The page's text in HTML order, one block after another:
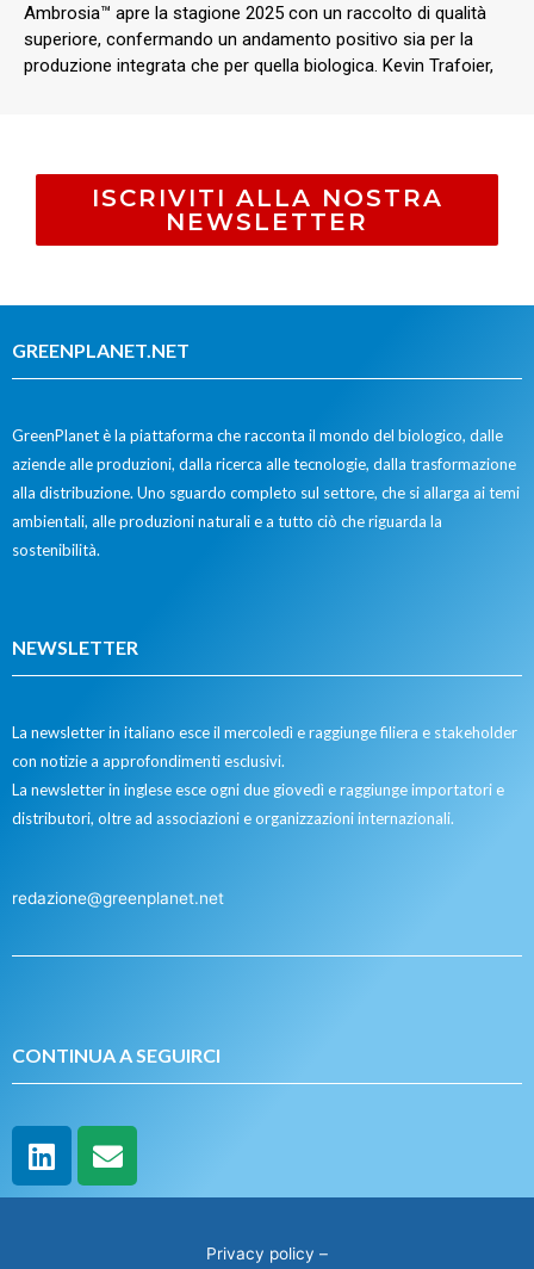
Ambrosia™ apre la stagione 2025 con un raccolto di qualità
superiore, confermando un andamento positivo sia per la
produzione integrata che per quella biologica. Kevin Trafoier,
ISCRIVITI ALLA NOSTRA
NEWSLETTER
GREENPLANET.NET
GreenPlanet è la piattaforma che racconta il mondo del biologico, dalle
aziende alle produzioni, dalla ricerca alle tecnologie, dalla trasformazione
alla distribuzione. Uno sguardo completo sul settore, che si allarga ai temi
ambientali, alle produzioni naturali e a tutto ciò che riguarda la
sostenibilità.
NEWSLETTER
La newsletter in italiano esce il mercoledì e raggiunge filiera e stakeholder
con notizie a approfondimenti esclusivi.
La newsletter in inglese esce ogni due giovedì e raggiunge importatori e
distributori, oltre ad associazioni e organizzazioni internazionali.
redazione@greenplanet.net
CONTINUA A SEGUIRCI
Privacy policy –